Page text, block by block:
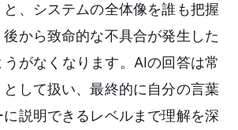
、システムの全体像を誰も把握
から致命的な不具合が発生した
がなくなります。AIの回答は常
して扱い、最終的に自分の言葉
説明できるレベルまで理解を深